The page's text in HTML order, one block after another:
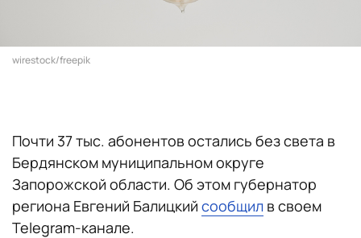
wirestock/freepik
Почти 37 тыс. абонентов остались без света в
Бердянском муниципальном округе
Запорожской области. Об этом губернатор
региона Евгений Балицкий сообщил в своем
Telegram-канале.